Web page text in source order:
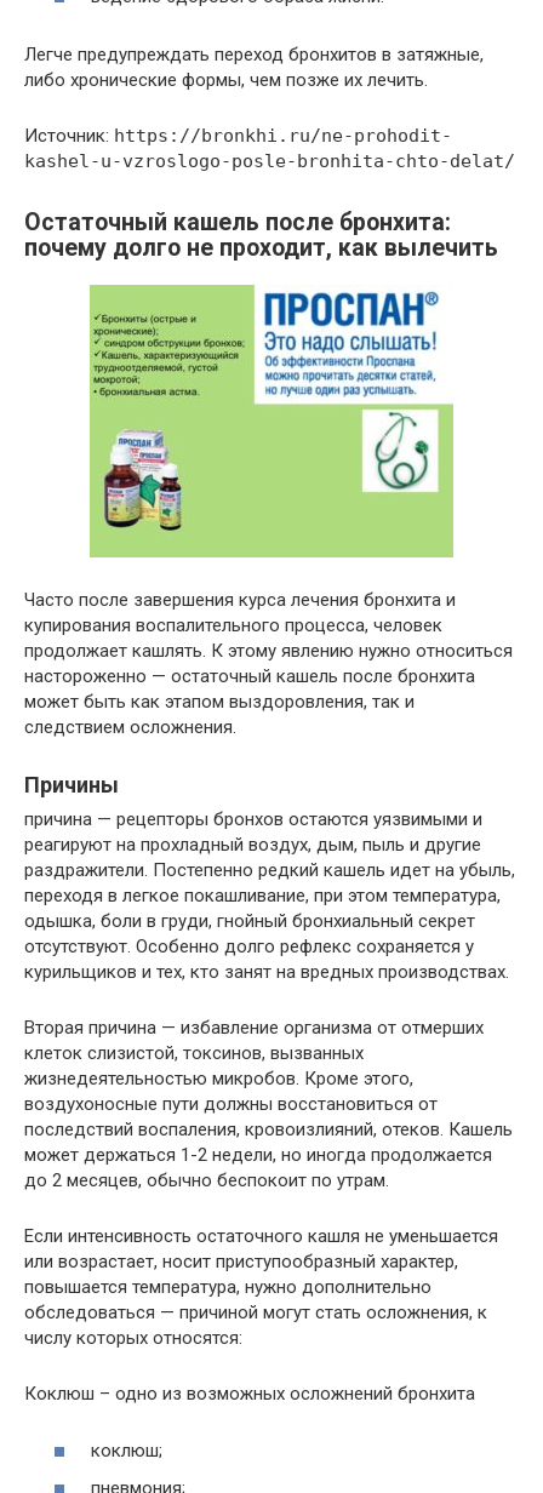
Легче предупреждать переход бронхитов в затяжные,
либо хронические формы, чем позже их лечить.
Источник: https://bronkhi.ru/ne-prohodit-
kashel-u-vzroslogo-posle-bronhita-chto-delat/
Остаточный кашель после бронхита:
почему долго не проходит, как вылечить
Часто после завершения курса лечения бронхита и
купирования воспалительного процесса, человек
продолжает кашлять. К этому явлению нужно относиться
настороженно — остаточный кашель после бронхита
может быть как этапом выздоровления, так и
следствием осложнения.
Причины
причина — рецепторы бронхов остаются уязвимыми и
реагируют на прохладный воздух, дым, пыль и другие
раздражители. Постепенно редкий кашель идет на убыль,
переходя в легкое покашливание, при этом температура,
одышка, боли в груди, гнойный бронхиальный секрет
отсутствуют. Особенно долго рефлекс сохраняется у
курильщиков и тех, кто занят на вредных производствах.
Вторая причина — избавление организма от отмерших
клеток слизистой, токсинов, вызванных
жизнедеятельностью микробов. Кроме этого,
воздухоносные пути должны восстановиться от
последствий воспаления, кровоизлияний, отеков. Кашель
может держаться 1-2 недели, но иногда продолжается
до 2 месяцев, обычно беспокоит по утрам.
Если интенсивность остаточного кашля не уменьшается
или возрастает, носит приступообразный характер,
повышается температура, нужно дополнительно
обследоваться — причиной могут стать осложнения, к
числу которых относятся:
Коклюш – одно из возможных осложнений бронхита
коклюш;
пневмония;